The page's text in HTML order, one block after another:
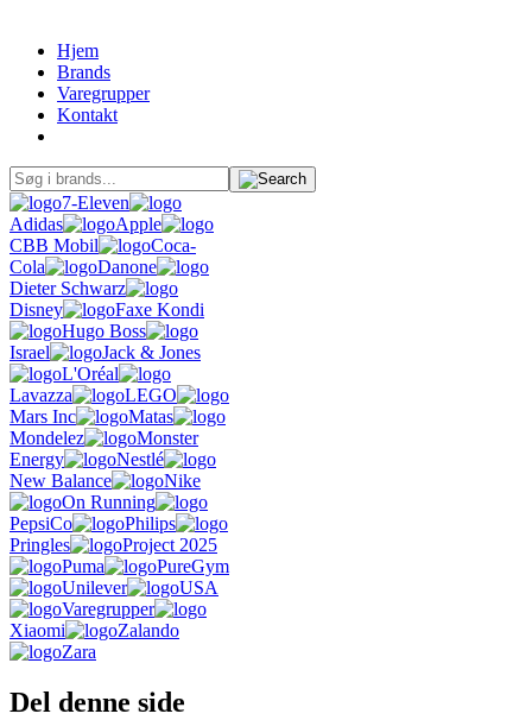
Hjem
Brands
Varegrupper
Kontakt
7-Eleven
Adidas
Apple
CBB Mobil
Coca-
Cola
Danone
Dieter Schwarz
Disney
Faxe Kondi
Hugo Boss
Israel
Jack & Jones
L'Oréal
Lavazza
LEGO
Mars Inc
Matas
Mondelez
Monster
Energy
Nestlé
New Balance
Nike
On Running
PepsiCo
Philips
Pringles
Project 2025
Puma
PureGym
Unilever
USA
Varegrupper
Xiaomi
Zalando
Zara
Del denne side